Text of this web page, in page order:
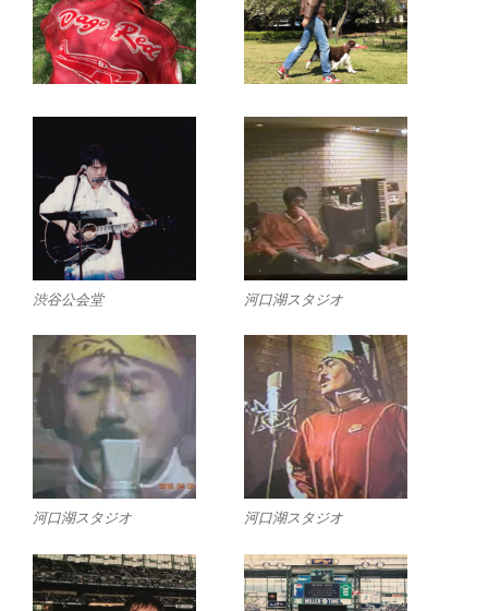
渋谷公会堂 河口湖スタジオ
河口湖スタジオ 河口湖スタジオ